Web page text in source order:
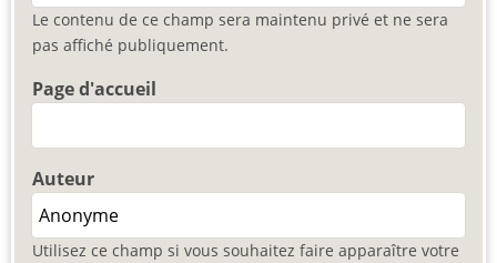
Le contenu de ce champ sera maintenu privé et ne sera
pas affiché publiquement.
Page d'accueil
Auteur
Utilisez ce champ si vous souhaitez faire apparaître votre